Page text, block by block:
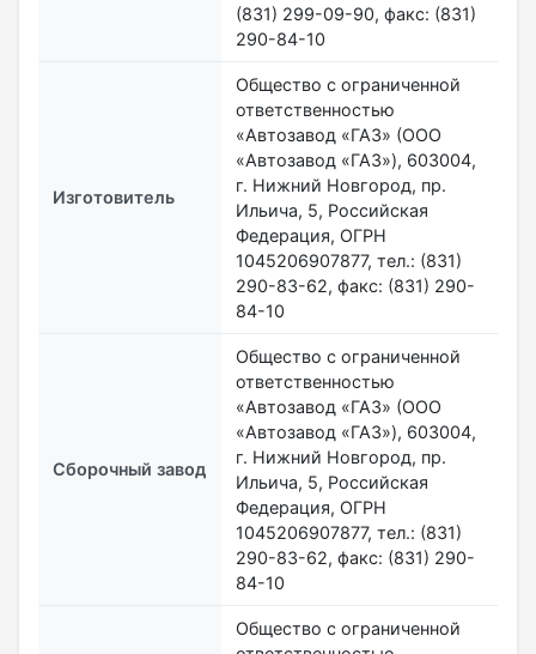
(831) 299-09-90, факс: (831)
290-84-10
Изготовитель
Общество с ограниченной
ответственностью
«Автозавод «ГАЗ» (ООО
«Автозавод «ГАЗ»), 603004,
г. Нижний Новгород, пр.
Ильича, 5, Российская
Федерация, ОГРН
1045206907877, тел.: (831)
290-83-62, факс: (831) 290-
84-10
Сборочный завод
Общество с ограниченной
ответственностью
«Автозавод «ГАЗ» (ООО
«Автозавод «ГАЗ»), 603004,
г. Нижний Новгород, пр.
Ильича, 5, Российская
Федерация, ОГРН
1045206907877, тел.: (831)
290-83-62, факс: (831) 290-
84-10
Общество с ограниченной